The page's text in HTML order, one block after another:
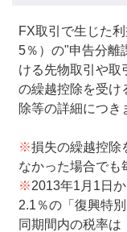
FX取引で生じた
5％）の"申告分離
ける先物取引や取
の繰越控除を受け
除等の詳細につき
※損失の繰越控除
なかった場合でも
※2013年1月1日
2.1％の「復興特
同期間内の税率は